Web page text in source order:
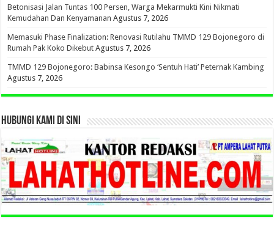
Betonisasi Jalan Tuntas 100 Persen, Warga Mekarmukti Kini Nikmati
Kemudahan Dan Kenyamanan Agustus 7, 2026
Memasuki Phase Finalization: Renovasi Rutilahu TMMD 129 Bojonegoro di
Rumah Pak Koko Dikebut Agustus 7, 2026
TMMD 129 Bojonegoro: Babinsa Kesongo ‘Sentuh Hati’ Peternak Kambing
Agustus 7, 2026
HUBUNGI KAMI DI SINI